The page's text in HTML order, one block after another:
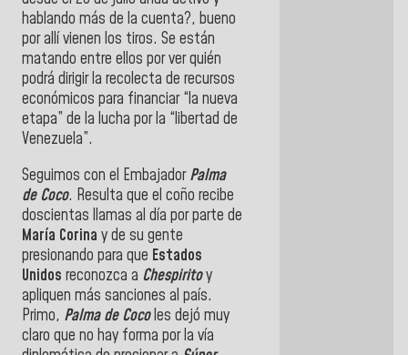
hablando más de la cuenta?, bueno
por allí vienen los tiros. Se están
matando entre ellos por ver quién
podrá dirigir la recolecta de recursos
económicos para financiar “la nueva
etapa” de la lucha por la “libertad de
Venezuela”.
Seguimos con el EmbajadorPalma
de Coco. Resulta que el coño recibe
doscientas llamas al día por parte de
María Corina y de su gente
presionando para que Estados
Unidos reconozca a Chespiritoy
apliquen más sanciones al país.
Primo, Palma de Cocoles dejó muy
claro que no hay forma por la vía